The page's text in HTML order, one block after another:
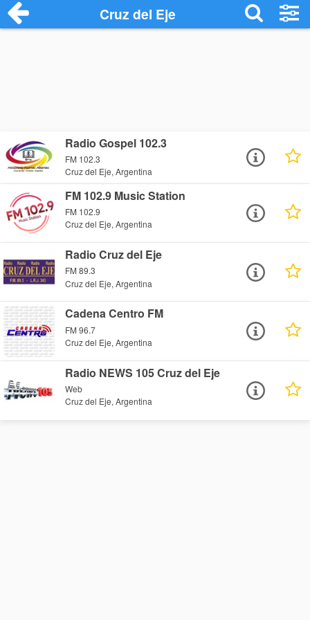
Cruz del Eje
Radio Gospel 102.3
FM 102.3
Cruz del Eje, Argentina
FM 102.9 Music Station
FM 102.9
Cruz del Eje, Argentina
Radio Cruz del Eje
FM 89.3
Cruz del Eje, Argentina
Cadena Centro FM
FM 96.7
Cruz del Eje, Argentina
Radio NEWS 105 Cruz del Eje
Web
Cruz del Eje, Argentina